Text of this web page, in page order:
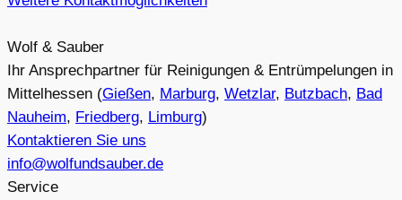
Wolf & Sauber
Ihr Ansprechpartner für Reinigungen & Entrümpelungen in
Mittelhessen (Gießen, Marburg, Wetzlar, Butzbach, Bad
Nauheim, Friedberg, Limburg)
Kontaktieren Sie uns
info@wolfundsauber.de
Service